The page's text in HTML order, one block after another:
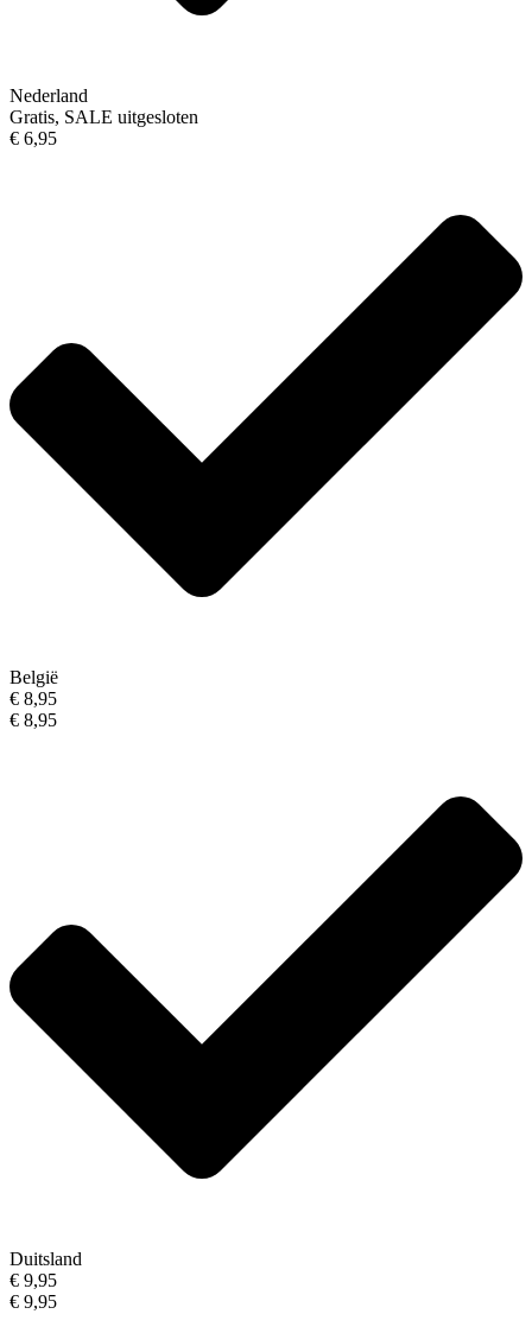
Nederland
Gratis, SALE uitgesloten
€ 6,95
België
€ 8,95
€ 8,95
Duitsland
€ 9,95
€ 9,95